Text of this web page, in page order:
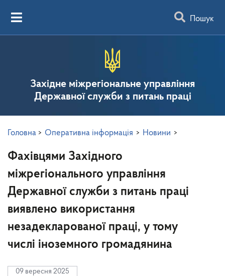
Пошук
Західне міжрегіональне управління
Державної служби з питань праці
Головна > Оперативна інформація > Новини >
Фахівцями Західного
міжрегіонального управління
Державної служби з питань праці
виявлено використання
незадекларованої праці, у тому
числі іноземного громадянина
09 вересня 2025